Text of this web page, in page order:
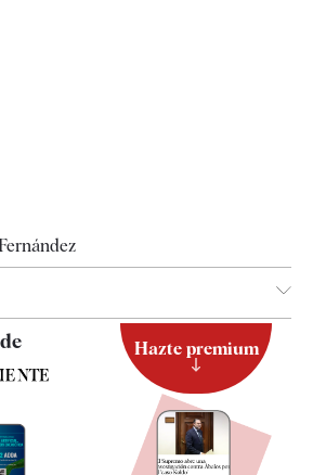
Hazte premium